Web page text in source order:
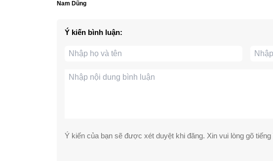
Nam Dũng
Ý kiến bình luận:
Ý kiến của bạn sẽ được xét duyệt khi đăng. Xin vui lòng gõ tiếng